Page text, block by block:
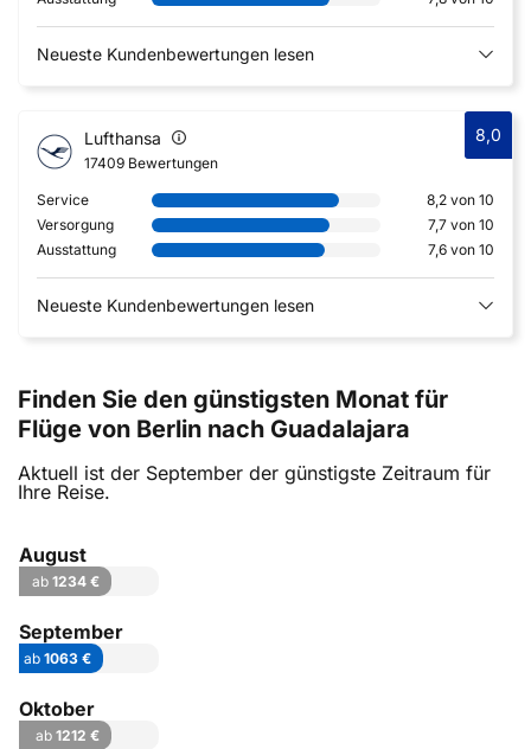
Neueste Kundenbewertungen lesen
Lufthansa
17409 Bewertungen
8,0
Service
8,2 von 10
Versorgung
7,7 von 10
Ausstattung
7,6 von 10
Neueste Kundenbewertungen lesen
Finden Sie den günstigsten Monat für
Flüge von Berlin nach Guadalajara
Aktuell ist der September der günstigste Zeitraum für
Ihre Reise.
August
ab1234 €
September
ab1063 €
Oktober
ab 1212 €